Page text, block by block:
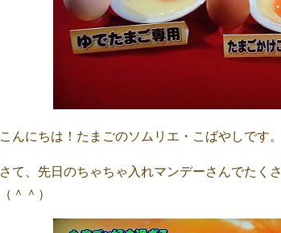
こんにちは！たまごのソムリエ・こばやしです。
さて、先日のちゃちゃ入れマンデーさんでたく
（＾＾）